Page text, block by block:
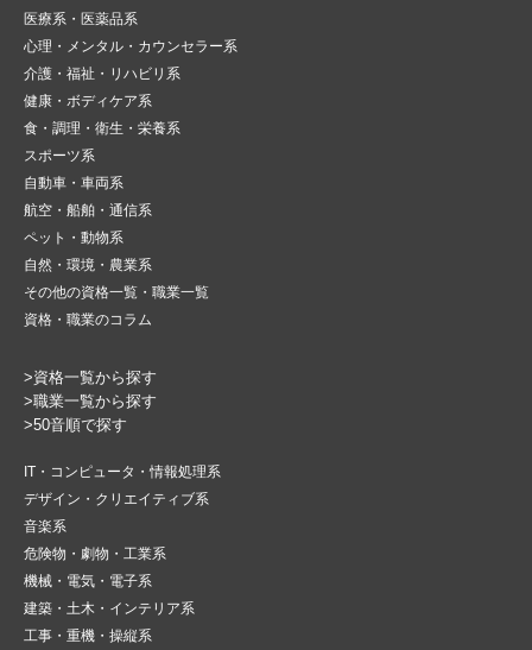
医療系・医薬品系
心理・メンタル・カウンセラー系
介護・福祉・リハビリ系
健康・ボディケア系
食・調理・衛生・栄養系
スポーツ系
自動車・車両系
航空・船舶・通信系
ペット・動物系
自然・環境・農業系
その他の資格一覧・職業一覧
資格・職業のコラム
>資格一覧から探す
>職業一覧から探す
>50音順で探す
IT・コンピュータ・情報処理系
デザイン・クリエイティブ系
音楽系
危険物・劇物・工業系
機械・電気・電子系
建築・土木・インテリア系
工事・重機・操縦系